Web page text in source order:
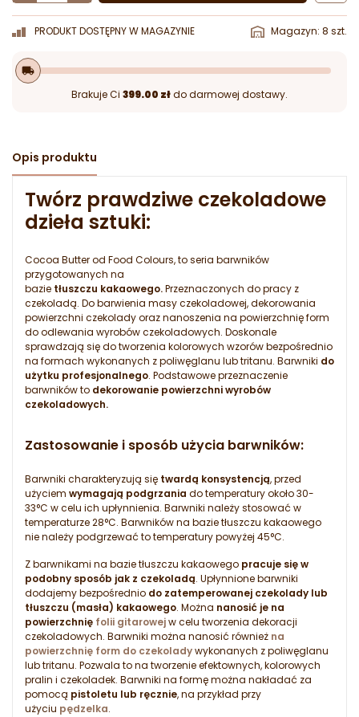
PRODUKT DOSTĘPNY W MAGAZYNIE Magazyn: 8 szt.
local_shipping
Brakuje Ci 399.00 złdo darmowej dostawy.
Opis produktu
Twórz prawdziwe czekoladowe
dzieła sztuki:
Cocoa Butter od Food Colours, toseria barwników
przygotowanych na
bazie tłuszczu kakaowego.Przeznaczonych do pracy z
czekoladą. Do barwienia masy czekoladowej, dekorowania
powierzchni czekolady oraz nanoszenia na powierzchnię form
do odlewania wyrobów czekoladowych. Doskonale
sprawdzają się do tworzenia kolorowych wzorów bezpośrednio
na formach wykonanych z poliwęglanu lub tritanu. Barwniki do
użytku profesjonalnego. Podstawowe przeznaczenie
barwników to dekorowanie powierzchni wyrobów
czekoladowych.
Zastosowanie i sposób użycia barwników:
Barwniki charakteryzują się twardą konsystencją, przed
użyciem wymagają podgrzania do temperatury około 30-
33°C w celu ich upłynnienia. Barwniki należy stosować w
temperaturze 28°C. Barwników na bazie tłuszczu kakaowego
nie należy podgrzewać to temperatury powyżej 45°C.
Z barwnikami na bazie tłuszczu kakaowego pracuje się w
podobny sposób jak z czekoladą. Upłynnione barwniki
dodajemy bezpośrednio do zatemperowanej czekolady lub
tłuszczu (masła) kakaowego. Można nanosić je na
powierzchnię folii gitarowejw celu tworzenia dekoracji
czekoladowych. Barwniki można nanosić również na
powierzchnię form do czekoladywykonanych z poliwęglanu
lub tritanu. Pozwala to na tworzenie efektownych, kolorowych
pralin i czekoladek. Barwniki na formę można nakładać za
pomocą pistoletu lub ręcznie, na przykład przy
użyciu pędzelka.